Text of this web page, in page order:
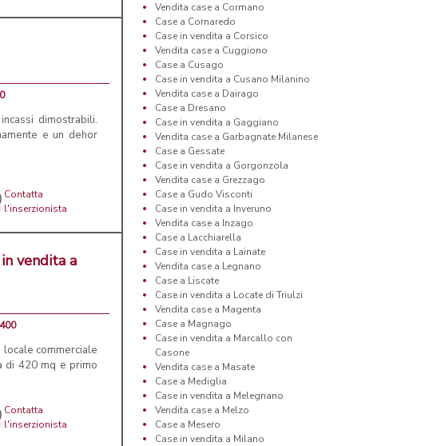
dimostrabili.
e un dehor
Contatta
l'inserzionista
vendita a
locale commerciale
di 420 mq e primo
Contatta
l'inserzionista
Vendita case a Cormano
Case a Cornaredo
Case in vendita a Corsico
Vendita case a Cuggiono
Case a Cusago
Case in vendita a Cusano Milanino
Vendita case a Dairago
Case a Dresano
Case in vendita a Gaggiano
Vendita case a Garbagnate Milanese
Case a Gessate
Case in vendita a Gorgonzola
Vendita case a Grezzago
Case a Gudo Visconti
Case in vendita a Inveruno
Vendita case a Inzago
Case a Lacchiarella
Case in vendita a Lainate
Vendita case a Legnano
Case a Liscate
Case in vendita a Locate di Triulzi
Vendita case a Magenta
Case a Magnago
Case in vendita a Marcallo con
Casone
Vendita case a Masate
Case a Mediglia
Case in vendita a Melegnano
Vendita case a Melzo
Case a Mesero
Case in vendita a Milano